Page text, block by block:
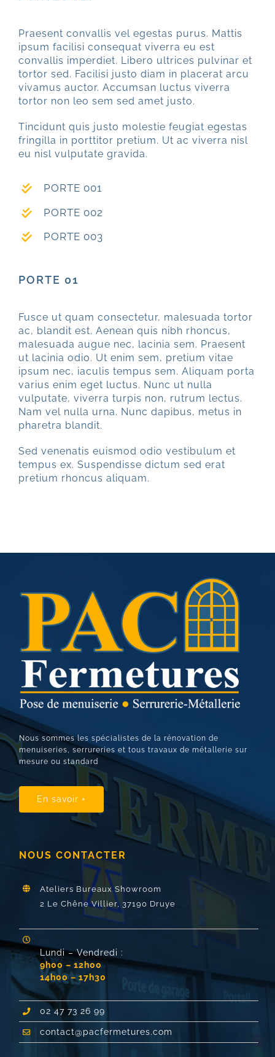
Praesent convallis vel egestas purus. Mattis
ipsum facilisi consequat viverra eu est
convallis imperdiet. Libero ultrices pulvinar et
tortor sed. Facilisi justo diam in placerat arcu
vivamus auctor. Accumsan luctus viverra
tortor non leo sem sed amet justo.
Tincidunt quis justo molestie feugiat egestas
fringilla in porttitor pretium. Ut ac viverra nisl
eu nisl vulputate gravida.
PORTE 001
PORTE 002
PORTE 003
PORTE 01
Fusce ut quam consectetur, malesuada tortor
ac, blandit est. Aenean quis nibh rhoncus,
malesuada augue nec, lacinia sem. Praesent
ut lacinia odio. Ut enim sem, pretium vitae
ipsum nec, iaculis tempus sem. Aliquam porta
varius enim eget luctus. Nunc ut nulla
vulputate, viverra turpis non, rutrum lectus.
Nam vel nulla urna. Nunc dapibus, metus in
pharetra blandit.
Sed venenatis euismod odio vestibulum et
tempus ex. Suspendisse dictum sed erat
pretium rhoncus aliquam.
Nous sommes les spécialistes de la rénovation de
menuiseries, serrureries et tous travaux de métallerie sur
mesure ou standard
En savoir +
NOUS CONTACTER
Ateliers Bureaux Showroom
2 Le Chêne Villier, 37190 Druye
Lundi – Vendredi :
9h00 – 12h00
14h00 – 17h30
02 47 73 26 99
contact@pacfermetures.com